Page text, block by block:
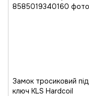
Замок тросиковий під
ключ KLS Hardcoil